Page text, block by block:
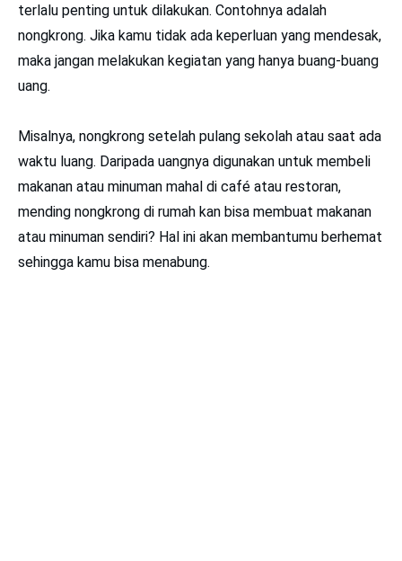
terlalu penting untuk dilakukan. Contohnya adalah
nongkrong. Jika kamu tidak ada keperluan yang mendesak,
maka jangan melakukan kegiatan yang hanya buang-buang
uang.
Misalnya, nongkrong setelah pulang sekolah atau saat ada
waktu luang. Daripada uangnya digunakan untuk membeli
makanan atau minuman mahal di café atau restoran,
mending nongkrong di rumah kan bisa membuat makanan
atau minuman sendiri? Hal ini akan membantumu berhemat
sehingga kamu bisa menabung.